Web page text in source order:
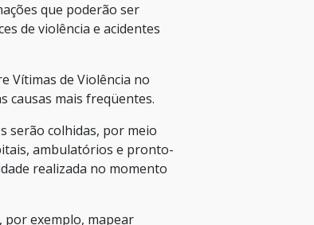
que poderão ser
de violência e acidentes
Vítimas de Violência no
causas mais freqüentes.
serão colhidas, por meio
ambulatórios e pronto-
realizada no momento
por exemplo, mapear